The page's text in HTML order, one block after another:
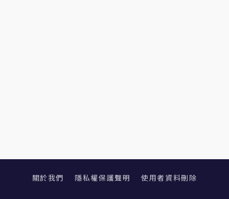
關於我們 隱私權保護聲明 使用者資料刪除